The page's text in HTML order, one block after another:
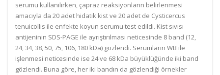
serumu kullanılırken, çapraz reaksiyonların belirlenmesi
amacıyla da 20 adet hidatik kist ve 20 adet de Cysticercus
tenuicollis ile enfekte koyun serumu test edildi. Kist sıvısı
antijeninin SDS-PAGE ile ayrıştırılması neticesinde 8 band (12,
24, 34, 38, 50, 75, 106, 180 kDa) gözlendi. Serumların WB ile
işlenmesi neticesinde ise 24 ve 68 kDa büyüklüğünde iki band
gözlendi. Buna göre, her iki bandın da gözlendiği örnekler